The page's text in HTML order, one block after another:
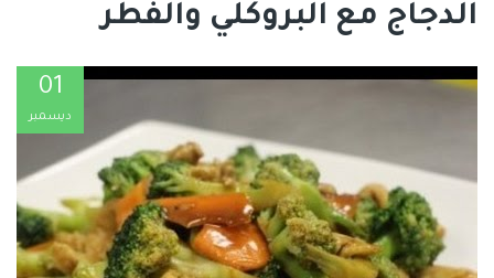
الدجاج مع البروكلي والفطر
01
ديسمبر